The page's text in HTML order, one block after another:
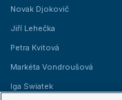
Novak Djokovič
Jiří Lehečka
Petra Kvitová
Markéta Vondroušová
Iga Swiatek